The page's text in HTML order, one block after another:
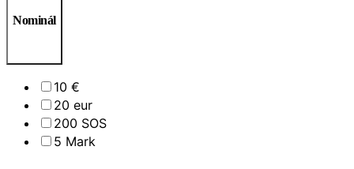
Nominál
10 €
20 eur
200 SOS
5 Mark